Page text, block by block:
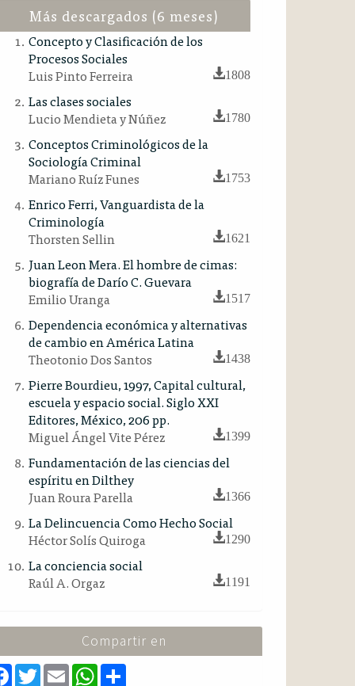
Más descargados (6 meses)
Concepto y Clasificación de los
Procesos Sociales
Luis Pinto Ferreira
1808
Las clases sociales
Lucio Mendieta y Núñez
1780
Conceptos Criminológicos de la
Sociología Criminal
Mariano Ruíz Funes
1753
Enrico Ferri, Vanguardista de la
Criminología
Thorsten Sellin
1621
Juan Leon Mera. El hombre de cimas:
biografía de Darío C. Guevara
Emilio Uranga
1517
Dependencia económica y alternativas
de cambio en América Latina
Theotonio Dos Santos
1438
Pierre Bourdieu, 1997, Capital cultural,
escuela y espacio social. Siglo XXI
Editores, México, 206 pp.
Miguel Ángel Vite Pérez
1399
Fundamentación de las ciencias del
espíritu en Dilthey
Juan Roura Parella
1366
La Delincuencia Como Hecho Social
Héctor Solís Quiroga
1290
La conciencia social
Raúl A. Orgaz
1191
Compartir en
F T E W